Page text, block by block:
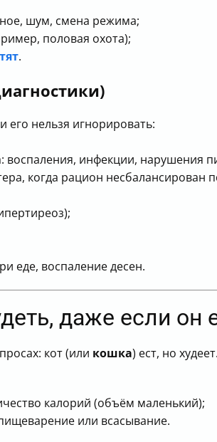
шум, смена режима;
половая охота);
.
его нельзя игнорировать:
воспаления, инфекции, нарушения
когда рацион несбалансирован
еде, воспаление десен.
даже если он
кот (или кошка) ест, но худеет.
калорий (объём маленький);
или всасывание.